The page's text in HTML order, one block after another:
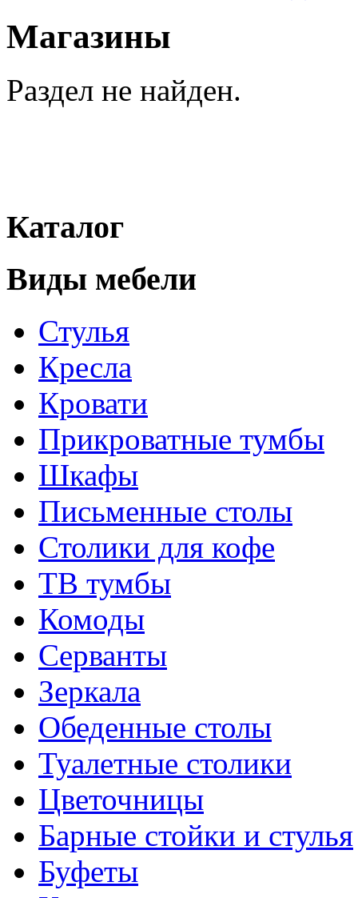
Магазины
Раздел не найден.
Каталог
Виды мебели
Стулья
Кресла
Кровати
Прикроватные тумбы
Шкафы
Письменные столы
Столики для кофе
ТВ тумбы
Комоды
Серванты
Зеркала
Обеденные столы
Туалетные столики
Цветочницы
Барные стойки и стулья
Буфеты